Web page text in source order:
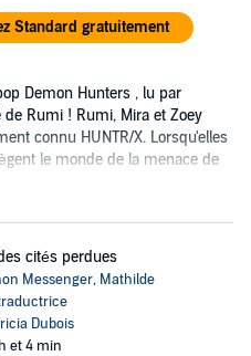
Standard gratuitement
Demon Hunters , lu par
de Rumi ! Rumi, Mira et Zoey
connu HUNTR/X. Lorsqu'elles
le monde de la menace de
cités perdues
Messenger, Mathilde
Dubois
et 4 min